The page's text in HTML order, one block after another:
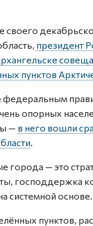
президент
пунктов
опорных
— в него вошли
.
города — это
господдержка
системной основе.
пунктов,